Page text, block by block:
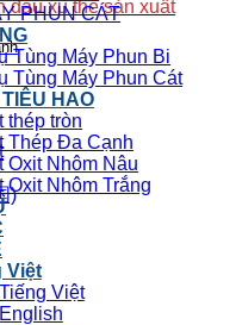
đầu xu thế sản xuất
)
PHUN CÁT
Tùng Máy Phun Bi
Tùng Máy Phun Cát
HAO
thép tròn
Thép Đa Cạnh
Oxit Nhôm Nâu
Oxit Nhôm Trắng
Việt
Tiếng Việt
English